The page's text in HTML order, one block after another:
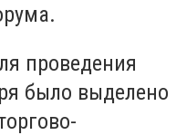
проведения
было выделено